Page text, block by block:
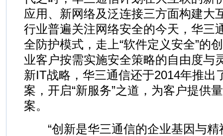
应用、新网络及泛连接三方面构建大
行业普遍关注网络安全的今天，华三
全防护模式，走上“软件定义安全”的
业客户按需实施安全策略的自由度与
新IT战略，华三通信还于2014年推出
案，开启“新服务”之道，为客户提供
案。
“创新是华三通信的企业基因与精